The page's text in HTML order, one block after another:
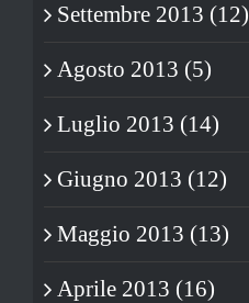
Settembre 2013 (12)
Agosto 2013 (5)
Luglio 2013 (14)
Giugno 2013 (12)
Maggio 2013 (13)
Aprile 2013 (16)